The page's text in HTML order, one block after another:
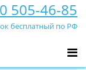
505-46-85
бесплатный по РФ